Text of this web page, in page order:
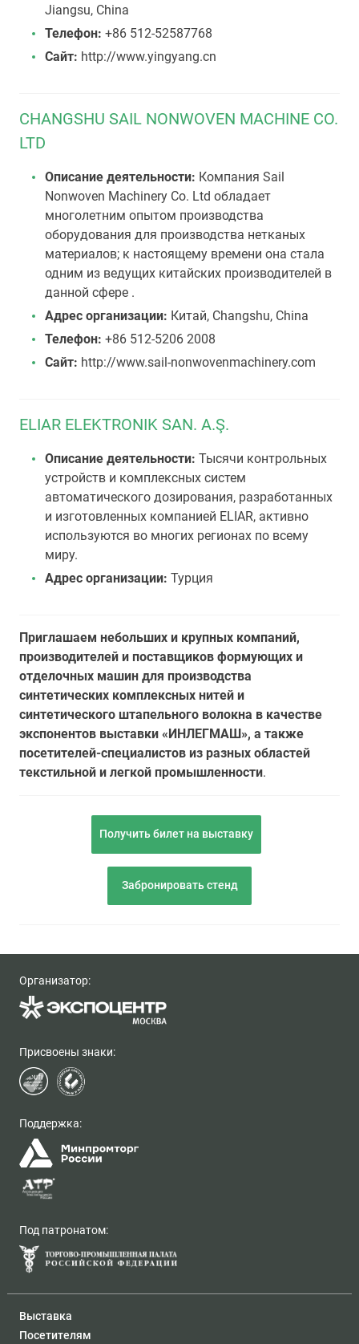
Jiangsu, China
Телефон: +86 512-52587768
Сайт: http://www.yingyang.cn
CHANGSHU SAIL NONWOVEN MACHINE CO.
LTD
Описание деятельности: Компания Sail
Nonwoven Machinery Co. Ltd обладает
многолетним опытом производства
оборудования для производства нетканых
материалов; к настоящему времени она стала
одним из ведущих китайских производителей в
данной сфере .
Адрес организации: Китай, Changshu, China
Телефон: +86 512-5206 2008
Сайт: http://www.sail-nonwovenmachinery.com
ELIAR ELEKTRONIK SAN. A.Ş.
Описание деятельности: Тысячи контрольных
устройств и комплексных систем
автоматического дозирования, разработанных
и изготовленных компанией ELIAR, активно
используются во многих регионах по всему
миру.
Адрес организации: Турция
Приглашаем небольших и крупных компаний,
производителей и поставщиков формующих и
отделочных машин для производства
синтетических комплексных нитей и
синтетического штапельного волокна в качестве
экспонентов выставки «ИНЛЕГМАШ», а также
посетителей-специалистов из разных областей
текстильной и легкой промышленности.
Получить билет на выставку
Забронировать стенд
Организатор:
Присвоены знаки:
Поддержка:
Под патронатом:
Выставка
Посетителям